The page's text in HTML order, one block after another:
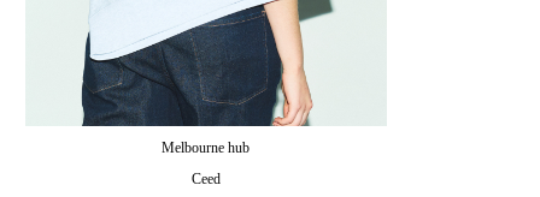
Melbourne hub
Ceed